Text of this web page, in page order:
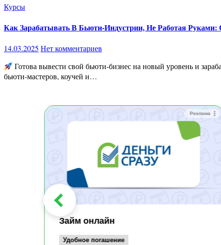
Курсы
Как Зарабатывать В Бьюти-Индустрии, Не Работая Руками:
14.03.2025 Нет комментариев
Готова вывести свой бьюти-бизнес на новый уровень и
бьюти-мастеров, коучей и…
Реклама
Займ онлайн
Удобное погашение